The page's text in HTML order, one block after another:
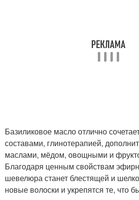
Базиликовое масло отлично
составами, глинотерапией,
маслами, мёдом, овощными и
Благодаря ценным свойствам
шевелюра станет блестящей и
новые волоски и укрепятся те, что